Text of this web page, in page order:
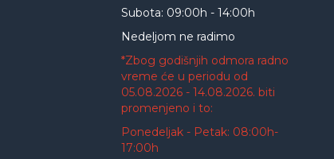
Subota: 09:00h - 14:00h
Nedeljom ne radimo
*Zbog godišnjih odmora radno
vreme će u periodu od
05.08.2026 - 14.08.2026. biti
promenjeno i to:
Ponedeljak - Petak: 08:00h-
17:00h